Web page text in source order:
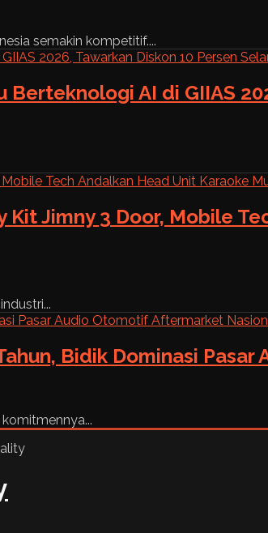
semakin kompetitif....
AI di GIIAS
Jimny 3 Door, Mobile
Bidik Dominasi